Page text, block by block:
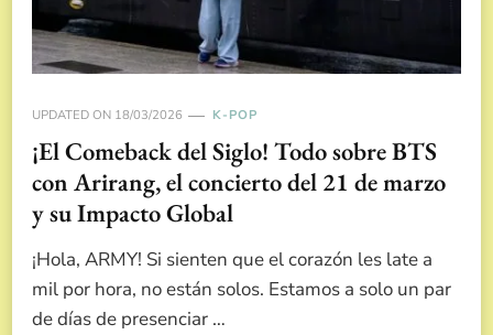
UPDATED ON 18/03/2026 K-POP
¡El Comeback del Siglo! Todo sobre BTS
con Arirang, el concierto del 21 de marzo
y su Impacto Global
¡Hola, ARMY! Si sienten que el corazón les late a
mil por hora, no están solos. Estamos a solo un par
de días de presenciar …